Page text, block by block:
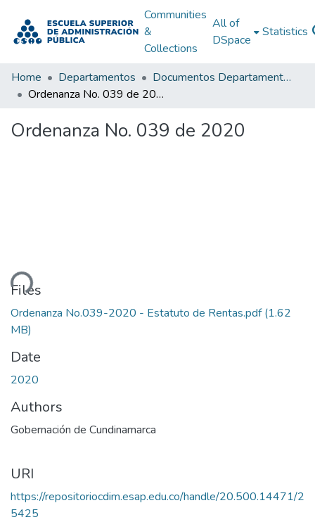
Communities
&
Collections
All of
DSpace
Statistics
Home Departamentos
Documentos Departamentales
Ordenanza No. 039 de 2020
Ordenanza No. 039 de 2020
Files
Ordenanza No.039-2020 - Estatuto de Rentas.pdf(1.62
MB)
Date
2020
Authors
Gobernación de Cundinamarca
URI
https://repositoriocdim.esap.edu.co/handle/20.500.14471/2
5425